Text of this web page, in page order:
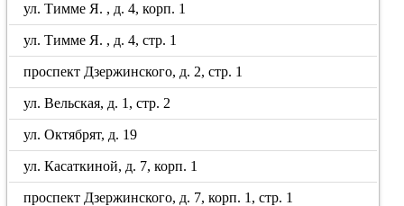
ул. Тимме Я. , д. 4, корп. 1
ул. Тимме Я. , д. 4, стр. 1
проспект Дзержинского, д. 2, стр. 1
ул. Вельская, д. 1, стр. 2
ул. Октябрят, д. 19
ул. Касаткиной, д. 7, корп. 1
проспект Дзержинского, д. 7, корп. 1, стр. 1